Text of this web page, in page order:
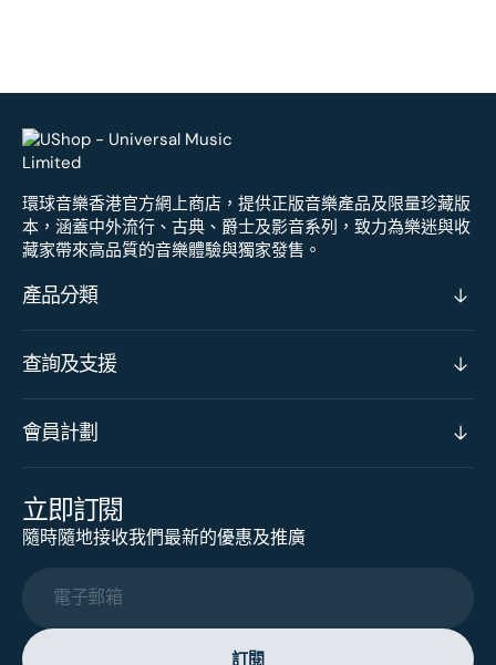
環球音樂香港官方網上商店，提供正版音樂產品及限量珍藏版
本，涵蓋中外流行、古典、爵士及影音系列，致力為樂迷與收
藏家帶來高品質的音樂體驗與獨家發售。
產品分類
查詢及支援
會員計劃
立即訂閱
隨時隨地接收我們最新的優惠及推廣
電子郵箱
訂閱